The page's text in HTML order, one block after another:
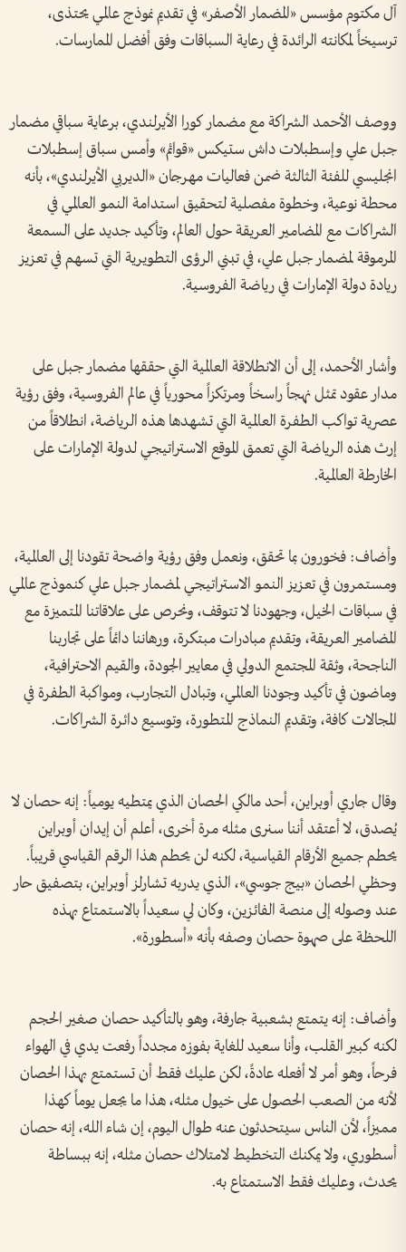
آل مكتوم مؤسس «المضمار الأصفر» في تقديم نموذج عالمي يحتذى،
ترسيخاً لمكانته الرائدة في رعاية السباقات وفق أفضل الممارسات.
ووصف الأحمد الشراكة مع مضمار كورا الأيرلندي، برعاية سباقي مضمار
جبل علي وإسطبلات داش ستيكس «قوائم» وأمس سباق إسطبلات
انجليسي للفئة الثالثة ضمن فعاليات مهرجان «الديربي الأيرلندي»، بأنه
محطة نوعية، وخطوة مفصلية لتحقيق استدامة النمو العالمي في
الشراكات مع المضامير العريقة حول العالم، وتأكيد جديد على السمعة
المرموقة لمضمار جبل علي، في تبني الرؤى التطويرية التي تسهم في تعزيز
ريادة دولة الإمارات في رياضة الفروسية.
وأشار الأحمد، إلى أن الانطلاقة العالمية التي حققها مضمار جبل على
مدار عقود تمثل نهجاً راسخاً ومرتكزاً محورياً في عالم الفروسية، وفق رؤية
عصرية تواكب الطفرة العالمية التي تشهدها هذه الرياضة، انطلاقاً من
إرث هذه الرياضة التي تعمق الموقع الاستراتيجي لدولة الإمارات على
الخارطة العالمية.
وأضاف: فخورون بما تحقق، ونعمل وفق رؤية واضحة تقودنا إلى العالمية،
ومستمرون في تعزيز النمو الاستراتيجي لمضمار جبل علي كنموذج عالمي
في سباقات الخيل، وجهودنا لا تتوقف، ونحرص على علاقاتنا المتميزة مع
المضامير العريقة، وتقديم مبادرات مبتكرة، ورهاننا دائماً على تجاربنا
الناجحة، وثقة المجتمع الدولي في معايير الجودة، والقيم الاحترافية،
وماضون في تأكيد وجودنا العالمي، وتبادل التجارب، ومواكبة الطفرة في
المجالات كافة، وتقديم النماذج المتطورة، وتوسيع دائرة الشراكات.
وقال جاري أوبراين، أحد مالكي الحصان الذي يمتطيه يومياً: إنه حصان لا
يُصدق، لا أعتقد أننا سنرى مثله مرة أخرى، أعلم أن إيدان أوبراين
يحطم جميع الأرقام القياسية، لكنه لن يحطم هذا الرقم القياسي قريباً.
وحظي الحصان «بيج جوسي»، الذي يدربه تشارلز أوبراين، بتصفيق حار
عند وصوله إلى منصة الفائزين، وكان لي سعيداً بالاستمتاع بهذه
اللحظة على صهوة حصان وصفه بأنه «أسطورة».
وأضاف: إنه يتمتع بشعبية جارفة، وهو بالتأكيد حصان صغير الحجم
لكنه كبير القلب، وأنا سعيد للغاية بفوزه مجدداً رفعت يدي في الهواء
فرحاً، وهو أمر لا أفعله عادةً، لكن عليك فقط أن تستمتع بهذا الحصان
لأنه من الصعب الحصول على خيول مثله، هذا ما يجعل يوماً كهذا
مميزاً، لأن الناس سيتحدثون عنه طوال اليوم، إن شاء الله، إنه حصان
أسطوري، ولا يمكنك التخطيط لامتلاك حصان مثله، إنه ببساطة
يحدث، وعليك فقط الاستمتاع به.